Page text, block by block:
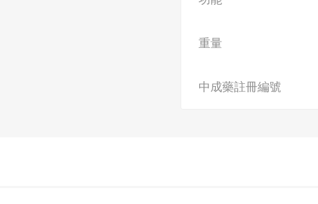
重量
中成藥註冊編號